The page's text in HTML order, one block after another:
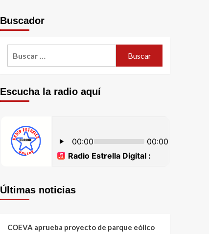
Buscador
Escucha la radio aquí
Últimas noticias
COEVA aprueba proyecto de parque eólico